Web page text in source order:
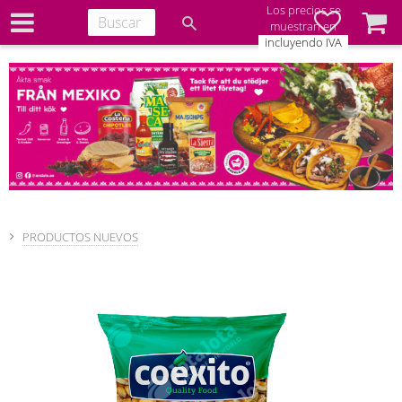
Los precios se
muestran en
incluyendo IVA
Favoritos
Cesta
PRODUCTOS NUEVOS